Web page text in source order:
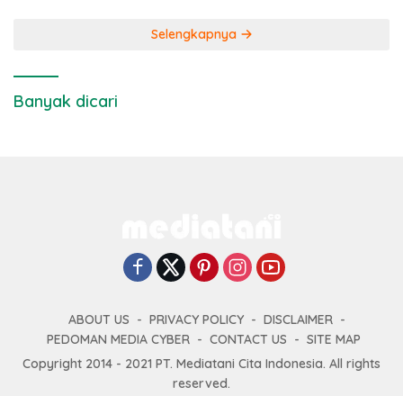
Selengkapnya
Banyak dicari
ABOUT US PRIVACY POLICY
DISCLAIMER
PEDOMAN MEDIA CYBER
CONTACT US
SITE MAP
Copyright 2014 - 2021 PT. Mediatani Cita Indonesia. All rights
reserved.